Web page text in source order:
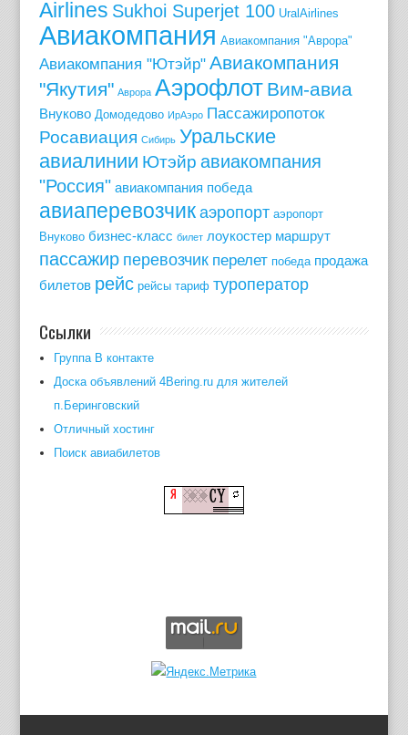
Airlines Sukhoi Superjet 100 UralAirlines
Авиакомпания Авиакомпания "Аврора"
Авиакомпания "Ютэйр" Авиакомпания
"Якутия" Аврора Аэрофлот Вим-авиа
Внуково Домодедово ИрАэро Пассажиропоток
Росавиация Сибирь Уральские
авиалинии Ютэйр авиакомпания
"Россия" авиакомпания победа
авиаперевозчик аэропорт аэропорт
Внуково бизнес-класс билет лоукостер маршрут
пассажир перевозчик перелет победа продажа
билетов рейс рейсы тариф туроператор
Ссылки
Группа В контакте
Доска объявлений 4Bering.ru для жителей
п.Беринговский
Отличный хостинг
Поиск авиабилетов